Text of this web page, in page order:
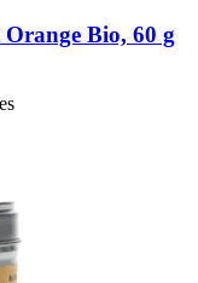
Orange Bio, 60 g